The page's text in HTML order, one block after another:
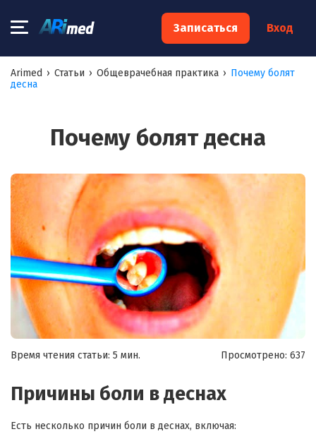
Записаться Вход
Arimed › Статьи › Общеврачебная практика › Почему болят
десна
Почему болят десна
Время чтения статьи: 5 мин. Просмотрено: 637
Причины боли в деснах
Есть несколько причин боли в деснах, включая:
×
Запишитесь на консультацию к
Ваш e-mail:*
Я согласен наобработку моих персональных данных